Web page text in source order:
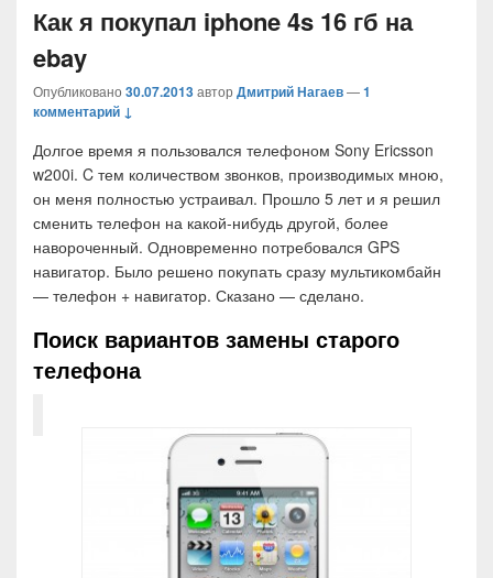
статьям
Как я покупал iphone 4s 16 гб на
ebay
Опубликовано 30.07.2013автор Дмитрий Нагаев—1
комментарий ↓
Долгое время я пользовался телефоном Sony Ericsson
w200i. C тем количеством звонков, производимых мною,
он меня полностью устраивал. Прошло 5 лет и я решил
сменить телефон на какой-нибудь другой, более
навороченный. Одновременно потребовался GPS
навигатор. Было решено покупать сразу мультикомбайн
— телефон + навигатор. Сказано — сделано.
Поиск вариантов замены старого
телефона